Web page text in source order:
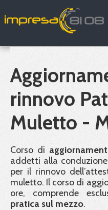
rinnovo
Muletto -
Corso di
addetti alla
per il rinnovo
muletto. Il corso di
ore, comprende
pratica sul mezzo.